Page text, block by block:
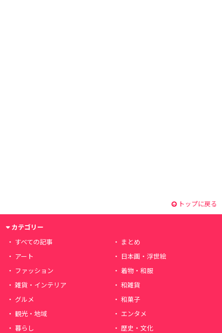
トップに戻る
カテゴリー
すべての記事
まとめ
アート
日本画・浮世絵
ファッション
着物・和服
雑貨・インテリア
和雑貨
グルメ
和菓子
観光・地域
エンタメ
暮らし
歴史・文化